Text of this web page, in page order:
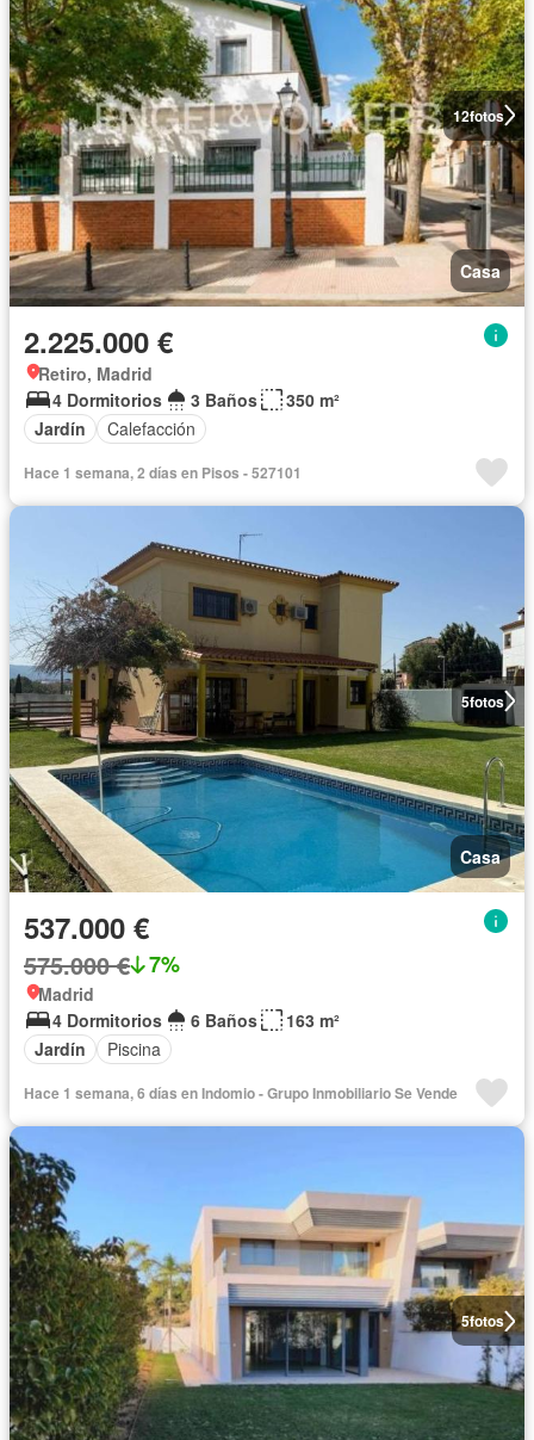
12fotos
Casa
2.225.000 €
Retiro, Madrid
4 Dormitorios
3 Baños
350 m²
Jardín
Calefacción
Hace 1 semana, 2 días en Pisos - 527101
5fotos
Casa
537.000 €
575.000 € 7%
Madrid
4 Dormitorios
6 Baños
163 m²
Jardín
Piscina
Hace 1 semana, 6 días en Indomio - Grupo Inmobiliario Se Vende
5fotos